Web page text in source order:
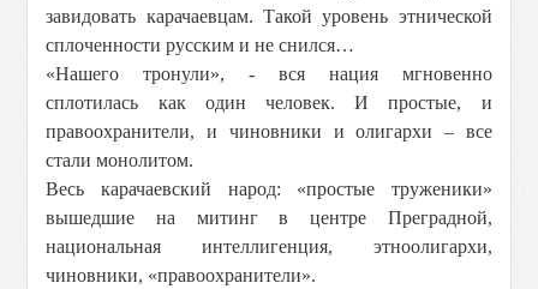
завидовать карачаевцам. Такой уровень этнической
сплоченности русским и не снился…
«Нашего тронули», - вся нация мгновенно
сплотилась как один человек. И простые, и
правоохранители, и чиновники и олигархи – все
стали монолитом.
Весь карачаевский народ: «простые труженики»
вышедшие на митинг в центре Преградной,
национальная интеллигенция, этноолигархи,
чиновники, «правоохранители».